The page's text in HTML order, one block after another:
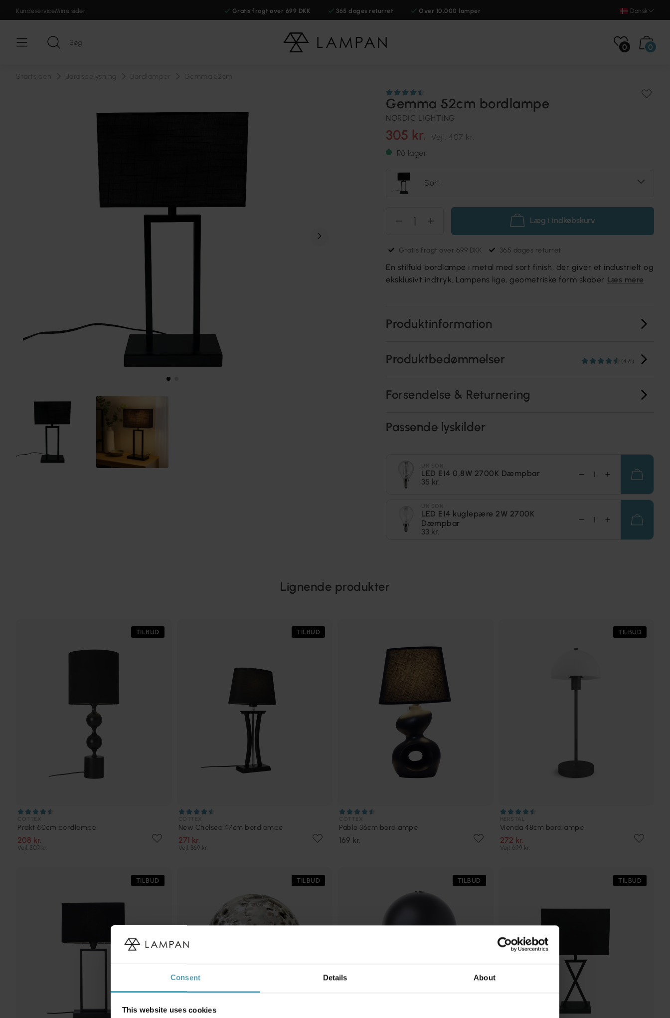
Consent Details About
This website uses cookies
KundeserviceMine sider Gratis fragt over 699 DKK 365 dages returret Over 10.000 lamper Dansk
0 0
Gemma 52cm bordlampe
NORDIC LIGHTING
305 kr. Vejl. 407 kr.
På lager
Sort
Læg i indkøbskurv
Gratis fragt over 699 DKK 365 dages returret
En stilfuld bordlampe i metal med sort finish, der giver et industrielt og
eksklusivt indtryk. Lampens lige, geometriske form skaber Læs mere
Produktinformation
Produktbedømmelser (4.6)
Forsendelse & Returnering
Passende lyskilder
LED E14 0,8W 2700K Dæmpbar
35 kr.
LED E14 kuglepære 2W 2700K
Dæmpbar
33 kr.
Lignende produkter
TILBUD
Prakt 60cm bordlampe
208 kr.
Vejl. 509 kr.
TILBUD
New Chelsea 47cm bordlampe
271 kr.
Vejl. 369 kr.
Pablo 36cm bordlampe
169 kr.
TILBUD
Vienda 48cm bordlampe
272 kr.
Vejl. 699 kr.
TILBUD TILBUD TILBUD TILBUD